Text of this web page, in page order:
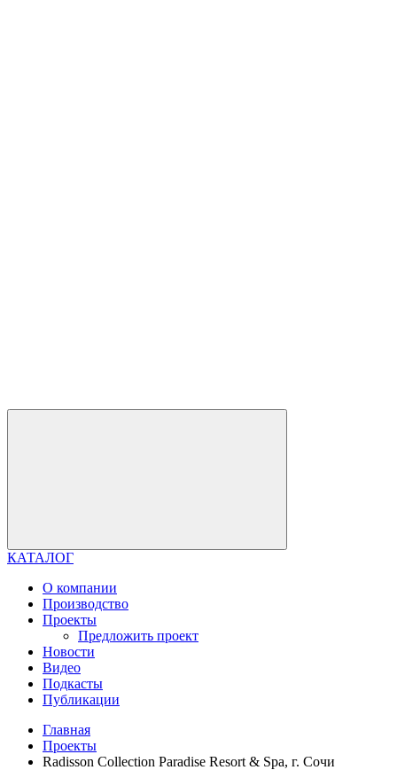
КАТАЛОГ
О компании
Производство
Проекты
Предложить проект
Новости
Видео
Подкасты
Публикации
Главная
Проекты
Radisson Collection Paradise Resort & Spa, г. Сочи